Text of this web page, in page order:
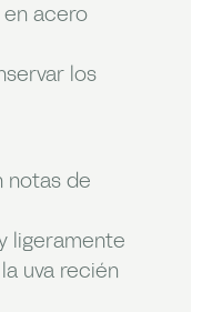
en acero
los
notas de
ligeramente
uva recién